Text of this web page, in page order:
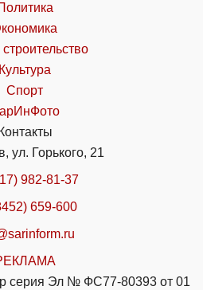
Культура
Спорт
Контакты
ул. Горького, 21
982-81-37
659-600
серия Эл № ФС77-80393 от 01